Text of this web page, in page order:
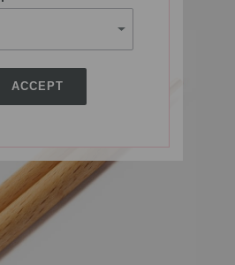
ACCEPT